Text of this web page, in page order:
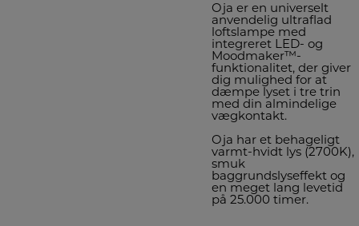
Oja er en universelt
anvendelig ultraflad
loftslampe med
integreret LED- og
Moodmaker™-
funktionalitet, der giver
dig mulighed for at
dæmpe lyset i tre trin
med din almindelige
vægkontakt.
Oja har et behageligt
varmt-hvidt lys (2700K),
smuk
baggrundslyseffekt og
en meget lang levetid
på 25.000 timer.